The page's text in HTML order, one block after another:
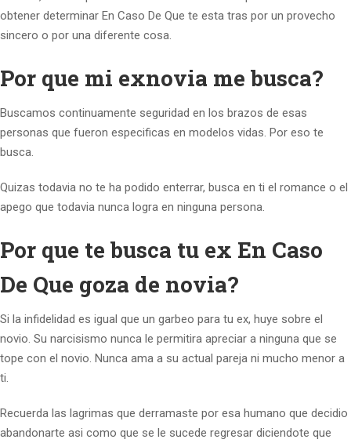
obtener determinar En Caso De Que te esta tras por un provecho
sincero o por una diferente cosa.
Por que mi exnovia me busca?
Buscamos continuamente seguridad en los brazos de esas
personas que fueron especificas en modelos vidas. Por eso te
busca.
Quizas todavia no te ha podido enterrar, busca en ti el romance o el
apego que todavia nunca logra en ninguna persona.
Por que te busca tu ex En Caso
De Que goza de novia?
Si la infidelidad es igual que un garbeo para tu ex, huye sobre el
novio. Su narcisismo nunca le permitira apreciar a ninguna que se
tope con el novio. Nunca ama a su actual pareja ni mucho menor a
ti.
Recuerda las lagrimas que derramaste por esa humano que decidio
abandonarte asi­ como que se le sucede regresar diciendote que